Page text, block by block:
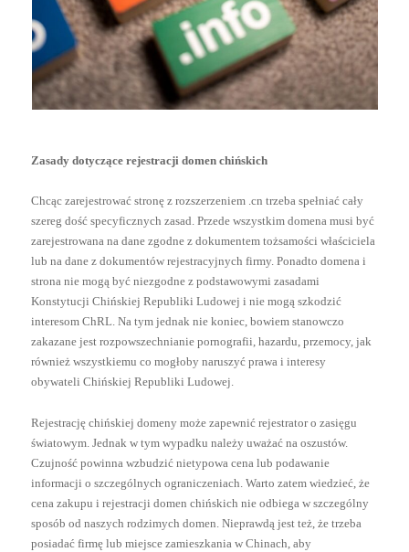
Zasady dotyczące rejestracji domen chińskich
Chcąc zarejestrować stronę z rozszerzeniem .cn trzeba spełniać cały
szereg dość specyficznych zasad. Przede wszystkim domena musi być
zarejestrowana na dane zgodne z dokumentem tożsamości właściciela
lub na dane z dokumentów rejestracyjnych firmy. Ponadto domena i
strona nie mogą być niezgodne z podstawowymi zasadami
Konstytucji Chińskiej Republiki Ludowej i nie mogą szkodzić
interesom ChRL. Na tym jednak nie koniec, bowiem stanowczo
zakazane jest rozpowszechnianie pornografii, hazardu, przemocy, jak
również wszystkiemu co mogłoby naruszyć prawa i interesy
obywateli Chińskiej Republiki Ludowej.
Rejestrację chińskiej domeny może zapewnić rejestrator o zasięgu
światowym. Jednak w tym wypadku należy uważać na oszustów.
Czujność powinna wzbudzić nietypowa cena lub podawanie
informacji o szczególnych ograniczeniach. Warto zatem wiedzieć, że
cena zakupu i rejestracji domen chińskich nie odbiega w szczególny
sposób od naszych rodzimych domen. Nieprawdą jest też, że trzeba
posiadać firmę lub miejsce zamieszkania w Chinach, aby